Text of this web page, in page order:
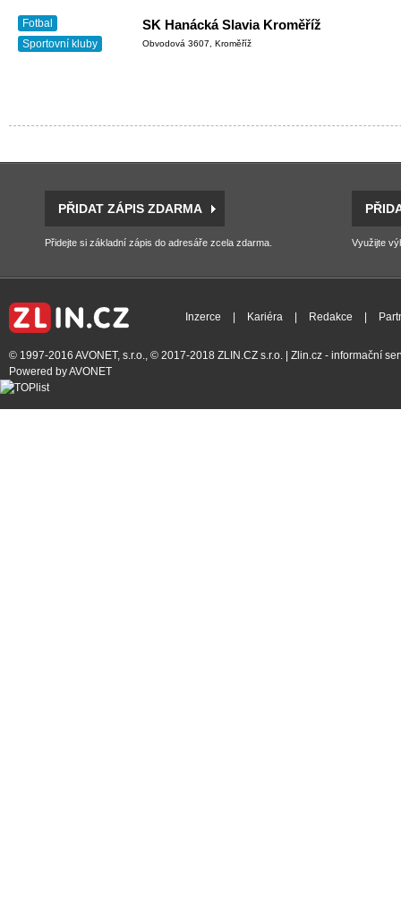
Fotbal
Sportovní kluby
SK Hanácká Slavia Kroměříž
Obvodová 3607, Kroměříž
PŘIDAT ZÁPIS ZDARMA
Přidejte si základní zápis do adresáře zcela zdarma. Využijte
Inzerce Kariéra Redakce
© 1997-2016 AVONET, s.r.o., © 2017-2018 ZLIN.CZ s.r.o. | Zlin.cz - informační
Powered byAVONET